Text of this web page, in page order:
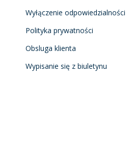
Wyłączenie odpowiedzialności
Polityka prywatności
Obsluga klienta
Wypisanie się z biuletynu